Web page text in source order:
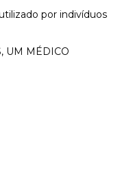
por indivíduos
UM MÉDICO